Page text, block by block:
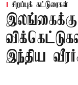
சிறப்புக் கட்டுரைகள்
இந்திய